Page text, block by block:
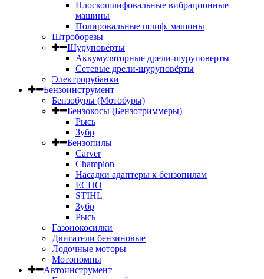
Плоскошлифовальные вибрационные
машины
Полировальные шлиф. машины
Штроборезы
Шуруповёрты
Аккумуляторные дрели-шуруповерты
Сетевые дрели-шуруповёрты
Электрорубанки
Бензоинструмент
Бензобуры (Мотобуры)
Бензокосы (Бензотриммеры)
Рысь
Зубр
Бензопилы
Carver
Champion
Насадки адаптеры к бензопилам
ECHO
STIHL
Зубр
Рысь
Газонокосилки
Двигатели бензиновые
Лодочные моторы
Мотопомпы
Автоинструмент